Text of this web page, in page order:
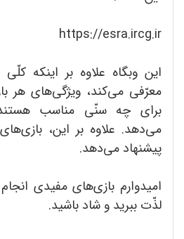
https://esra.ircg.ir
این وبگاه علاوه بر اینکه کلّی
معرّفی می‌کند، ویژگی‌های هر
برای چه سنّی مناسب هستند،
می‌دهد. علاوه بر این،
پیشنهاد می‌دهد.
امیدوارم بازی‌های مفیدی
لذّت ببرید و شاد باشید.